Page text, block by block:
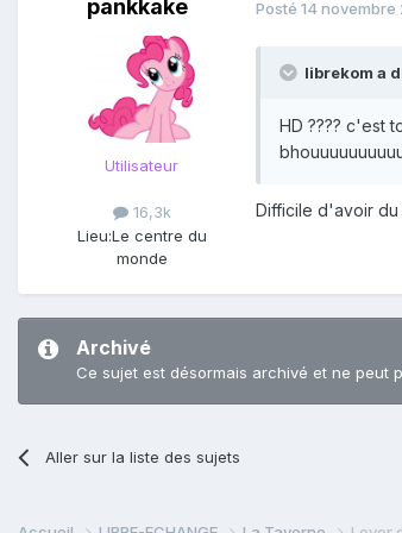
pankkake
Utilisateur
16,3k
Lieu:Le centre du
monde
Posté 14 novembre
librekom a
HD ???? c'est
Difficile d'avoir du
Archivé
Ce sujet est désormais archivé et ne peut
Aller sur la liste des sujets